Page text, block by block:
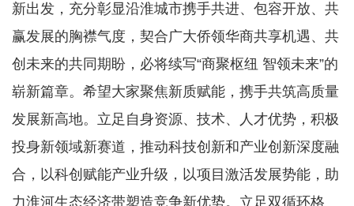
新出发，充分彰显沿淮城市携手共进、包容开放、共
赢发展的胸襟气度，契合广大侨领华商共享机遇、共
创未来的共同期盼，必将续写“商聚枢纽 智领未来”的
崭新篇章。希望大家聚焦新质赋能，携手共筑高质量
发展新高地。立足自身资源、技术、人才优势，积极
投身新领域新赛道，推动科技创新和产业创新深度融
合，以科创赋能产业升级，以项目激活发展势能，助
力淮河生态经济带塑造竞争新优势。立足双循环格